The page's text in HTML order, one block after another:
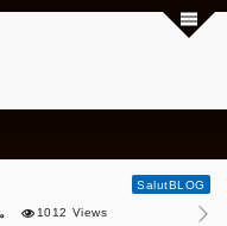
SalutBLOG
1012 Views